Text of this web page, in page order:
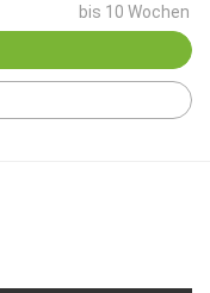
bis 10 Wochen